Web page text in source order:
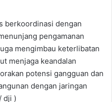
berkoordinasi dengan
pengamanan
mengimbau keterlibatan
menjaga keandalan
potensi gangguan dan
dengan jaringan
dji )